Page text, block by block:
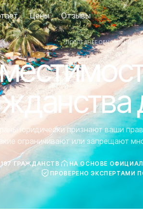
Цены Отзывы
ПОСЛЕДНЕЕ ОБНОВЛЕНИЕ: 19
юридически признают ваши
ограничивают или запрещают
ГРАЖДАНСТВ
НА ОСНОВЕ
ПРОВЕРЕНО ЭКСПЕРТАМИ